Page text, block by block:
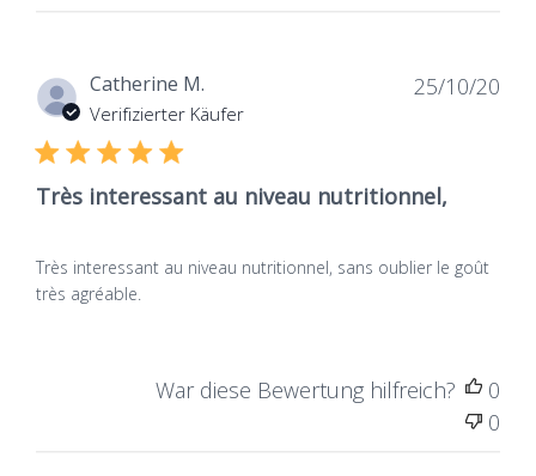
Catherine M.
Verifizierter Käufer
Très interessant au niveau nutritionnel,
Très interessant au niveau nutritionnel, sans oublier le goût
très agréable.
25/10/20
War diese Bewertung hilfreich?
0
0